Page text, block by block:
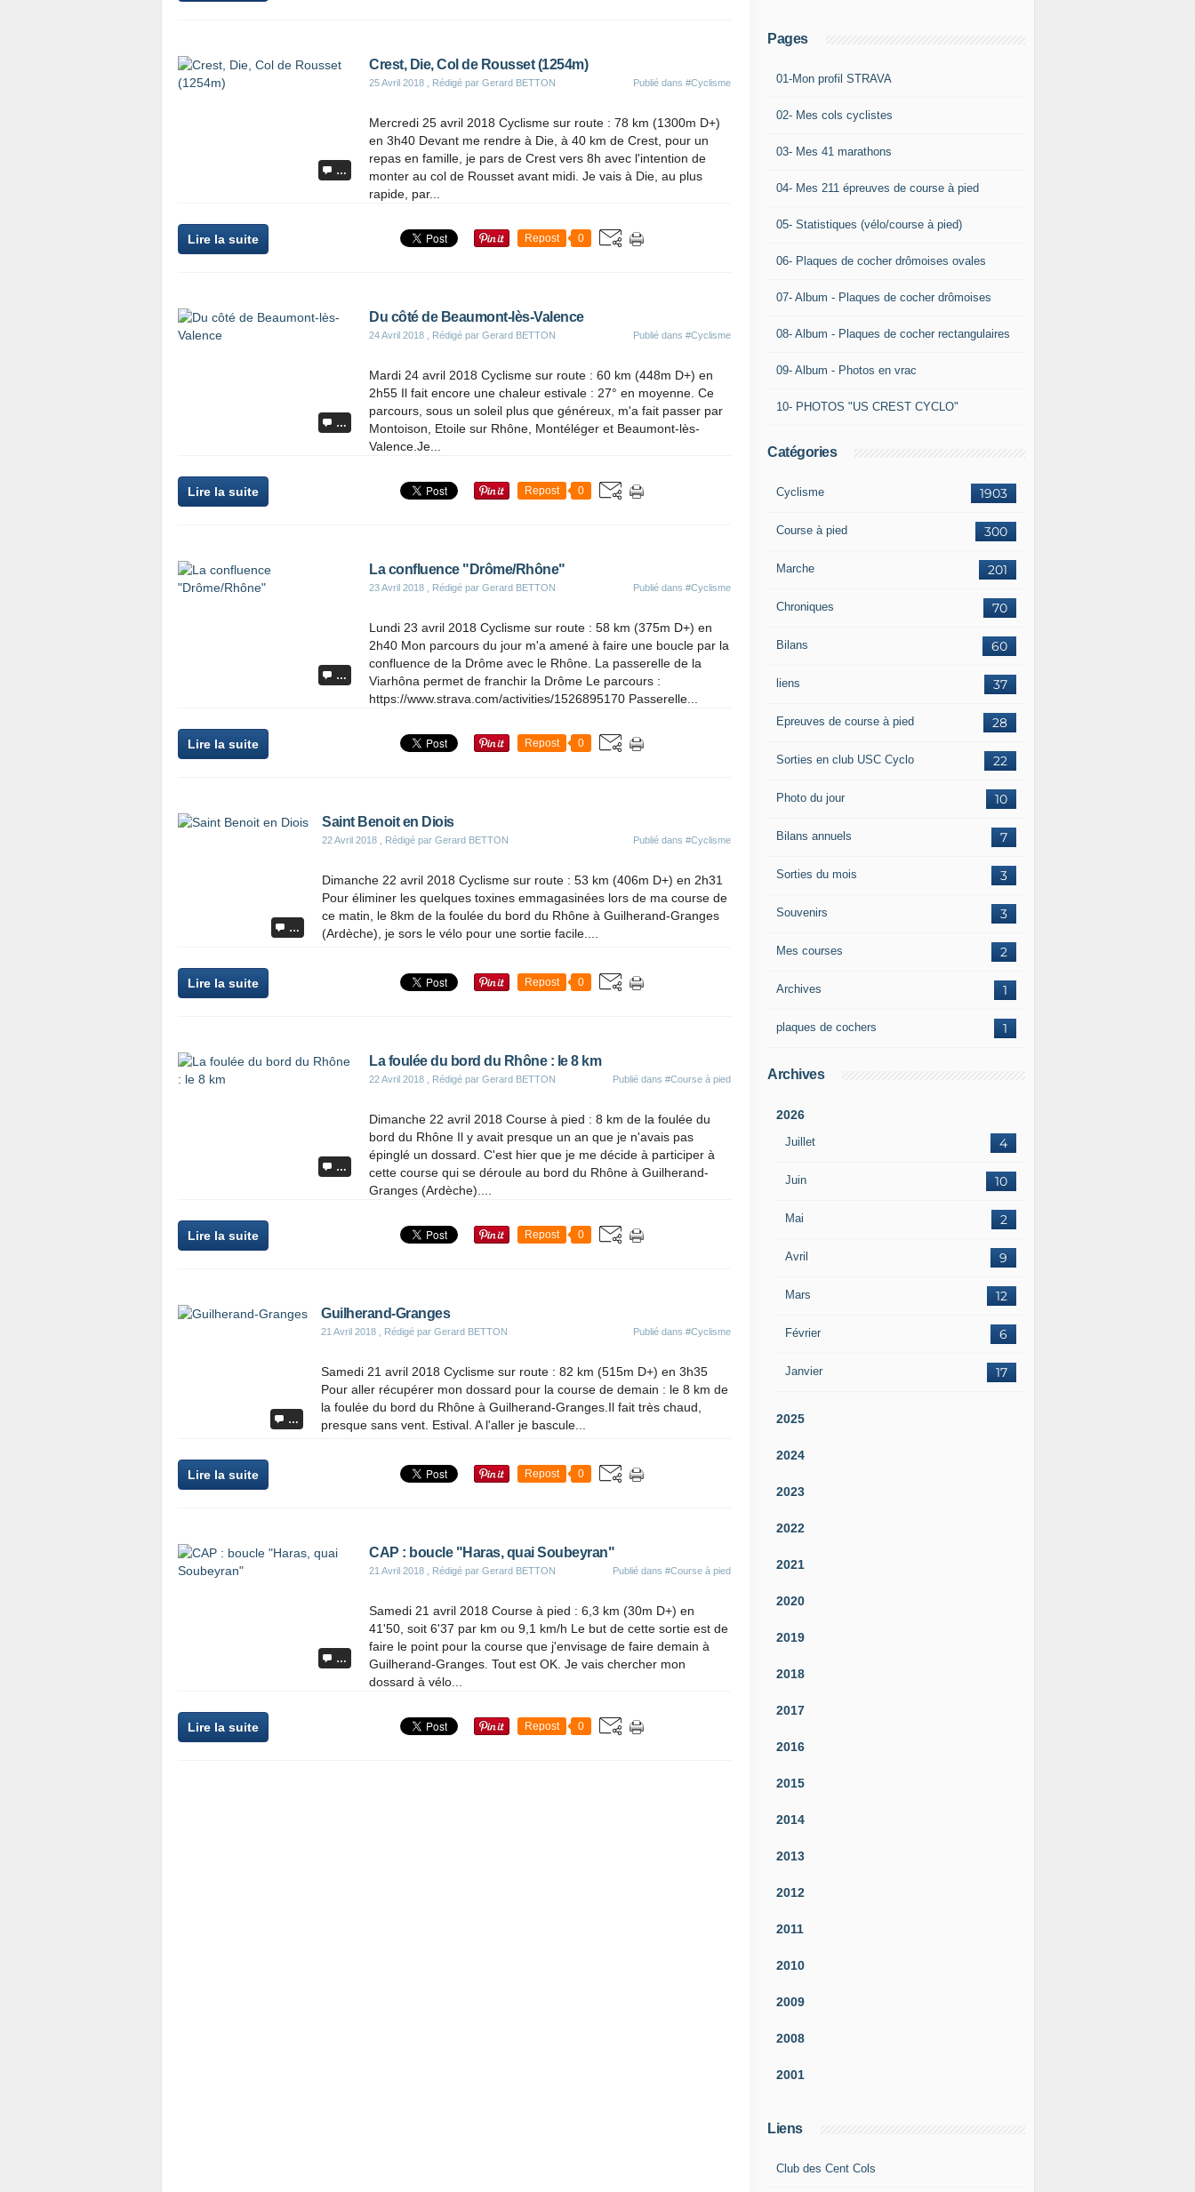
…
Crest, Die, Col de Rousset (1254m)
25 Avril 2018 , Rédigé par Gerard BETTON Publié dans #Cyclisme
Mercredi 25 avril 2018 Cyclisme sur route : 78 km (1300m D+)
en 3h40 Devant me rendre à Die, à 40 km de Crest, pour un
repas en famille, je pars de Crest vers 8h avec l'intention de
monter au col de Rousset avant midi. Je vais à Die, au plus
rapide, par...
Lire la suite Repost 0
…
Du côté de Beaumont-lès-Valence
24 Avril 2018 , Rédigé par Gerard BETTON Publié dans #Cyclisme
Mardi 24 avril 2018 Cyclisme sur route : 60 km (448m D+) en
2h55 Il fait encore une chaleur estivale : 27° en moyenne. Ce
parcours, sous un soleil plus que généreux, m'a fait passer par
Montoison, Etoile sur Rhône, Montéléger et Beaumont-lès-
Valence.Je...
Lire la suite Repost 0
…
La confluence "Drôme/Rhône"
23 Avril 2018 , Rédigé par Gerard BETTON Publié dans #Cyclisme
Lundi 23 avril 2018 Cyclisme sur route : 58 km (375m D+) en
2h40 Mon parcours du jour m'a amené à faire une boucle par la
confluence de la Drôme avec le Rhône. La passerelle de la
Viarhôna permet de franchir la Drôme Le parcours :
https://www.strava.com/activities/1526895170 Passerelle...
Lire la suite Repost 0
…
Saint Benoit en Diois
22 Avril 2018 , Rédigé par Gerard BETTON Publié dans #Cyclisme
Dimanche 22 avril 2018 Cyclisme sur route : 53 km (406m D+) en 2h31
Pour éliminer les quelques toxines emmagasinées lors de ma course de
ce matin, le 8km de la foulée du bord du Rhône à Guilherand-Granges
(Ardèche), je sors le vélo pour une sortie facile....
Lire la suite Repost 0
…
La foulée du bord du Rhône : le 8 km
22 Avril 2018 , Rédigé par Gerard BETTON Publié dans #Course à pied
Dimanche 22 avril 2018 Course à pied : 8 km de la foulée du
bord du Rhône Il y avait presque un an que je n'avais pas
épinglé un dossard. C'est hier que je me décide à participer à
cette course qui se déroule au bord du Rhône à Guilherand-
Granges (Ardèche)....
Lire la suite Repost 0
…
Guilherand-Granges
21 Avril 2018 , Rédigé par Gerard BETTON Publié dans #Cyclisme
Samedi 21 avril 2018 Cyclisme sur route : 82 km (515m D+) en 3h35
Pour aller récupérer mon dossard pour la course de demain : le 8 km de
la foulée du bord du Rhône à Guilherand-Granges.Il fait très chaud,
presque sans vent. Estival. A l'aller je bascule...
Lire la suite Repost 0
…
CAP : boucle "Haras, quai Soubeyran"
21 Avril 2018 , Rédigé par Gerard BETTON Publié dans #Course à pied
Samedi 21 avril 2018 Course à pied : 6,3 km (30m D+) en
41'50, soit 6'37 par km ou 9,1 km/h Le but de cette sortie est de
faire le point pour la course que j'envisage de faire demain à
Guilherand-Granges. Tout est OK. Je vais chercher mon
dossard à vélo...
Lire la suite Repost 0
Pages
01-Mon profil STRAVA
02- Mes cols cyclistes
03- Mes 41 marathons
04- Mes 211 épreuves de course à pied
05- Statistiques (vélo/course à pied)
06- Plaques de cocher drômoises ovales
07- Album - Plaques de cocher drômoises
08- Album - Plaques de cocher rectangulaires
09- Album - Photos en vrac
10- PHOTOS "US CREST CYCLO"
Catégories
1903
Cyclisme
300
Course à pied
201
Marche
70
Chroniques
60
Bilans
37
liens
28
Epreuves de course à pied
22
Sorties en club USC Cyclo
10
Photo du jour
7
Bilans annuels
3
Sorties du mois
3
Souvenirs
2
Mes courses
1
Archives
1
plaques de cochers
Archives
2026
Juillet 4
Juin 10
Mai 2
Avril 9
Mars 12
Février 6
Janvier 17
2025
2024
2023
2022
2021
2020
2019
2018
2017
2016
2015
2014
2013
2012
2011
2010
2009
2008
2001
Liens
Club des Cent Cols